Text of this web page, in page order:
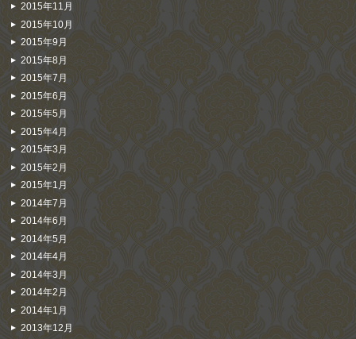
2015年11月
2015年10月
2015年9月
2015年8月
2015年7月
2015年6月
2015年5月
2015年4月
2015年3月
2015年2月
2015年1月
2014年7月
2014年6月
2014年5月
2014年4月
2014年3月
2014年2月
2014年1月
2013年12月